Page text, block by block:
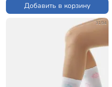
Добавить в корзину
31/34